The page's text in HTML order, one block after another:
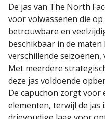
De jas van The North
voor volwassenen die
betrouwbare en
beschikbaar in de
verschillende
Met meerdere
deze jas voldoende
De capuchon zorgt voor
elementen, terwijl de jas